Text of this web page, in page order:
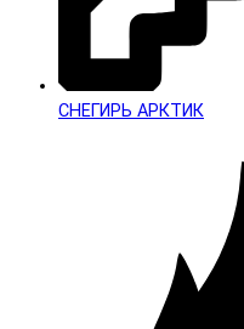
СНЕГИРЬ АРКТИК